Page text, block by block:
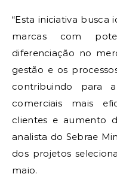
“Esta iniciativa busca
marcas com
diferenciação no
gestão e os
contribuindo para
comerciais mais
clientes e aumento
analista do Sebrae
dos projetos
maio.